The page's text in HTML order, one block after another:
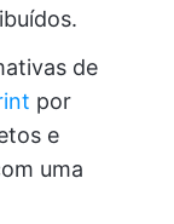
de
por
e
uma